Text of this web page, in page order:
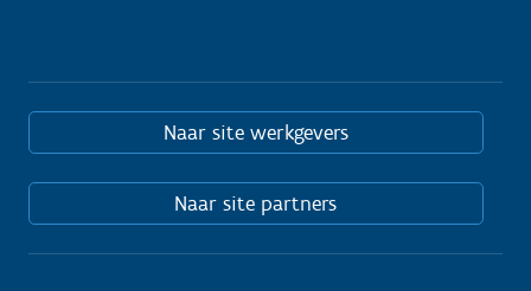
Naar site werkgevers
Naar site partners